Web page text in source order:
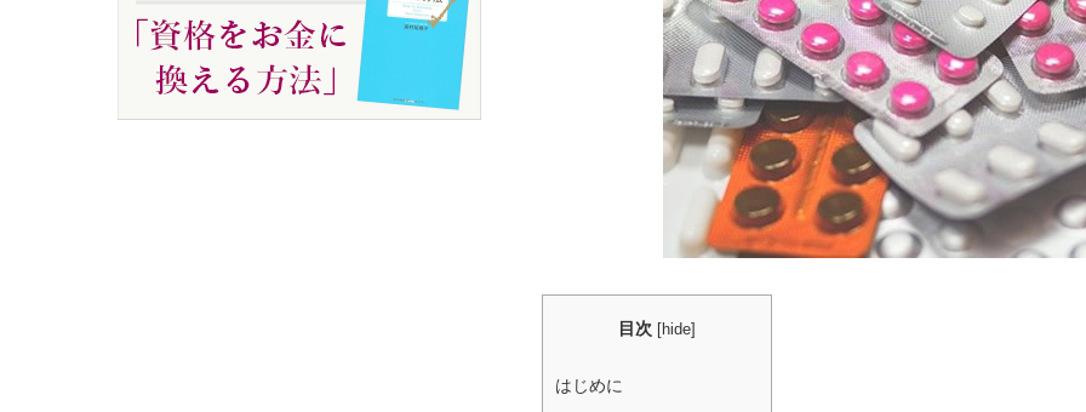
目次 [hide]
はじめに